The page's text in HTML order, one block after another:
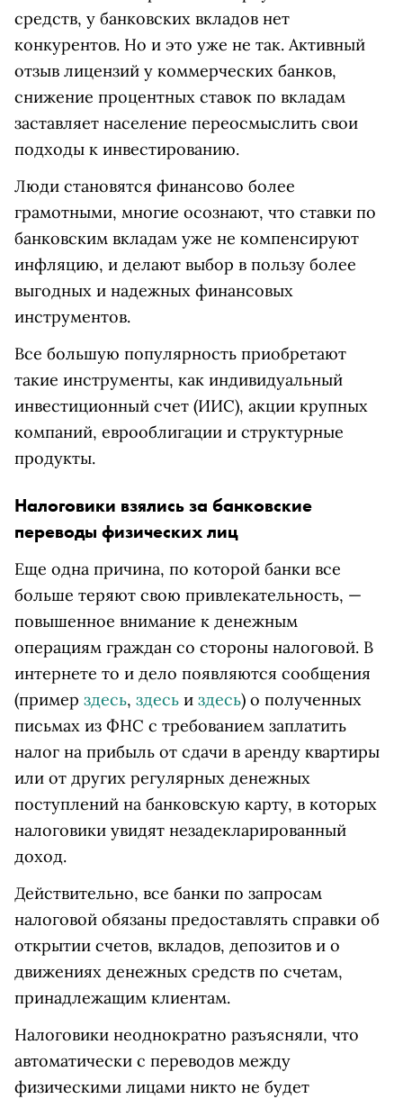
средств, у банковских вкладов нет
конкурентов. Но и это уже не так. Активный
отзыв лицензий у коммерческих банков,
снижение процентных ставок по вкладам
заставляет население переосмыслить свои
подходы к инвестированию.
Люди становятся финансово более
грамотными, многие осознают, что ставки по
банковским вкладам уже не компенсируют
инфляцию, и делают выбор в пользу более
выгодных и надежных финансовых
инструментов.
Все большую популярность приобретают
такие инструменты, как индивидуальный
инвестиционный счет (ИИС), акции крупных
компаний, еврооблигации и структурные
продукты.
Налоговики взялись за банковские
переводы физических лиц
Еще одна причина, по которой банки все
больше теряют свою привлекательность, —
повышенное внимание к денежным
операциям граждан со стороны налоговой. В
интернете то и дело появляются сообщения
(пример здесь, здесь и здесь) о полученных
письмах из ФНС с требованием заплатить
налог на прибыль от сдачи в аренду квартиры
или от других регулярных денежных
поступлений на банковскую карту, в которых
налоговики увидят незадекларированный
доход.
Действительно, все банки по запросам
налоговой обязаны предоставлять справки об
открытии счетов, вкладов, депозитов и о
движениях денежных средств по счетам,
принадлежащим клиентам.
Налоговики неоднократно разъясняли, что
автоматически с переводов между
физическими лицами никто не будет